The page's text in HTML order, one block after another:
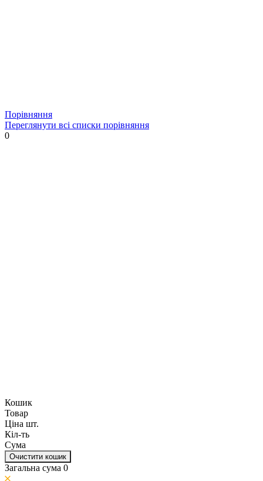
Порівняння
Переглянути всі списки порівняння
0
Кошик
Товар
Ціна шт.
Кіл-ть
Сума
Очистити кошик
Загальна сума 0